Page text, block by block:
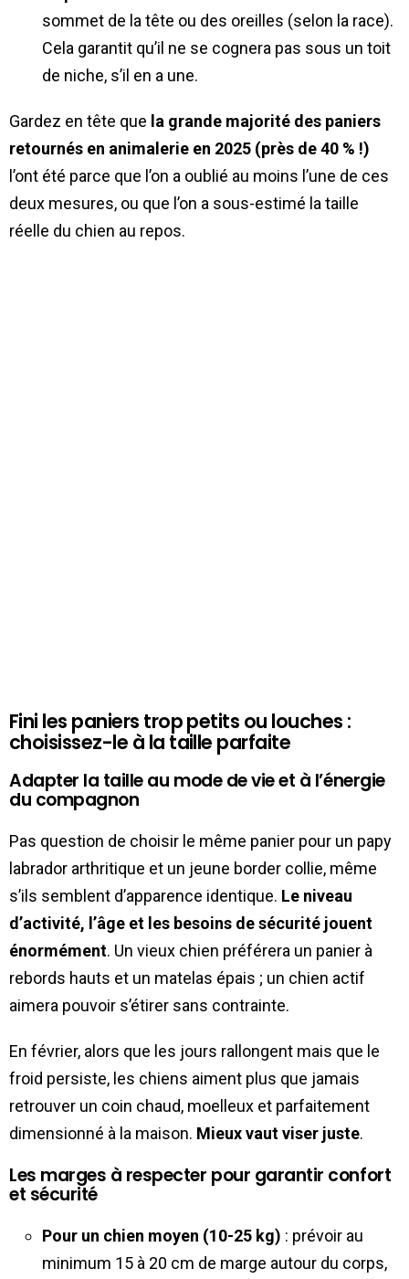
sommet de la tête ou des oreilles (selon la race).
Cela garantit qu’il ne se cognera pas sous un toit
de niche, s’il en a une.
Gardez en tête que la grande majorité des paniers
retournés en animalerie en 2025 (près de 40 % !)
l’ont été parce que l’on a oublié au moins l’une de ces
deux mesures, ou que l’on a sous-estimé la taille
réelle du chien au repos.
Fini les paniers trop petits ou louches :
choisissez-le à la taille parfaite
Adapter la taille au mode de vie et à l’énergie
du compagnon
Pas question de choisir le même panier pour un papy
labrador arthritique et un jeune border collie, même
s’ils semblent d’apparence identique. Le niveau
d’activité, l’âge et les besoins de sécurité jouent
énormément. Un vieux chien préférera un panier à
rebords hauts et un matelas épais ; un chien actif
aimera pouvoir s’étirer sans contrainte.
En février, alors que les jours rallongent mais que le
froid persiste, les chiens aiment plus que jamais
retrouver un coin chaud, moelleux et parfaitement
dimensionné à la maison. Mieux vaut viser juste.
Les marges à respecter pour garantir confort
et sécurité
Pour un chien moyen (10-25 kg) : prévoir au
minimum 15 à 20 cm de marge autour du corps,